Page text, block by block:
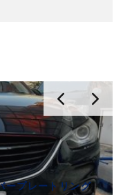
ープレートリング